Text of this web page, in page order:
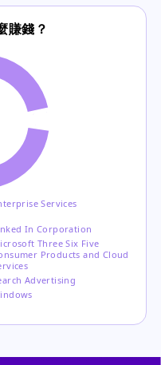
賺錢？
Services
In Corporation
Three Six Five
Products and Cloud
Advertising